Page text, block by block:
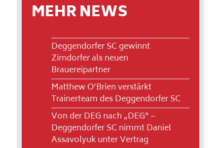
MEHR NEWS
Deggendorfer SC gewinnt
Zirndorfer als neuen
Brauereipartner
Matthew O’Brien verstärkt
Trainerteam des Deggendorfer SC
Von der DEG nach „DEG“ –
Deggendorfer SC nimmt Daniel
Assavolyuk unter Vertrag